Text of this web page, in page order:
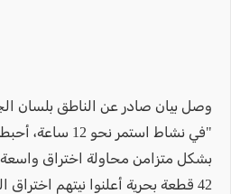
وصل بيان صادر عن الناطق بلسان
"في نشاط استمر
بشكل متزامن محاولة اختراق
42 قطعة بحرية أعلنوا نيتهم